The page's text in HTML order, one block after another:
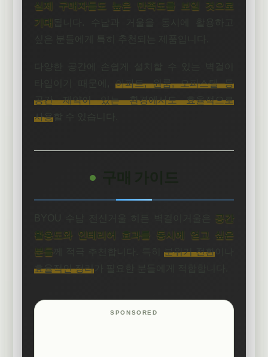
실제 구매자들도 높은 만족도를 보일 것으로
기대
아파트, 원룸, 오피스텔 등
공간 제약이 있는 환경에서도 효율적으로
사용
공간
활용도와 인테리어 효과를 동시에 얻고 싶은
분들
분위기 전환
효율적인 정리